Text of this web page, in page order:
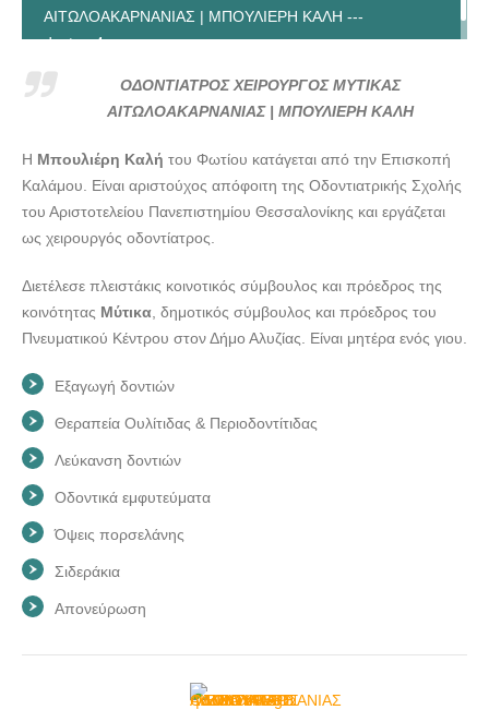
ΑΙΤΩΛΟΑΚΑΡΝΑΝΙΑΣ | ΜΠΟΥΛΙΕΡΗ ΚΑΛΗ ---
doctors4u.gr
ΟΔΟΝΤΙΑΤΡΟΣ ΧΕΙΡΟΥΡΓΟΣ ΜΥΤΙΚΑΣ
ΑΙΤΩΛΟΑΚΑΡΝΑΝΙΑΣ | ΜΠΟΥΛΙΕΡΗ ΚΑΛΗ
Η Μπουλιέρη Καλή του Φωτίου κατάγεται από την Επισκοπή
Καλάμου. Είναι αριστούχος απόφοιτη της Οδοντιατρικής Σχολής
του Αριστοτελείου Πανεπιστημίου Θεσσαλονίκης και εργάζεται
ως χειρουργός οδοντίατρος.
Διετέλεσε πλειστάκις κοινοτικός σύμβουλος και πρόεδρος της
κοινότητας Μύτικα , δημοτικός σύμβουλος και πρόεδρος του
Πνευματικού Κέντρου στον Δήμο Αλυζίας. Είναι μητέρα ενός γιου.
Εξαγωγή δοντιών
Θεραπεία Ουλίτιδας & Περιοδοντίτιδας
Λεύκανση δοντιών
Οδοντικά εμφυτεύματα
Όψεις πορσελάνης
Σιδεράκια
Απονεύρωση